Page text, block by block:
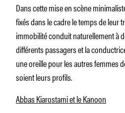
Dans cette mise en scène
fixés dans le cadre le temps de leur
immobilité conduit naturellement à
différents passagers et la
une oreille pour les autres femmes
soient leurs profils.
Abbas Kiarostami et le Kanoon